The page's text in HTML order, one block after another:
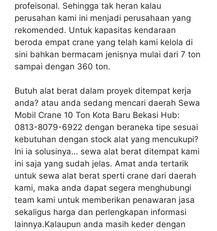
profeisonal. Sehingga tak heran kalau
perusahan kami ini menjadi perusahaan yang
rekomended. Untuk kapasitas kendaraan
beroda empat crane yang telah kami kelola di
sini bahkan bermacam jenisnya mulai dari 7 ton
sampai dengan 360 ton.
Butuh alat berat dalam proyek ditempat kerja
anda? atau anda sedang mencari daerah Sewa
Mobil Crane 10 Ton Kota Baru Bekasi Hub:
0813-8079-6922 dengan beraneka tipe sesuai
kebutuhan dengan stock alat yang mencukupi?
Ini ia solusinya… sewa alat berat ditempat kami
ini saja yang sudah jelas. Amat anda tertarik
untuk sewa alat berat sperti crane dari daerah
kami, maka anda dapat segera menghubungi
team kami untuk memberikan penawaran jasa
sekaligus harga dan perlengkapan informasi
lainnya.Kalaupun anda masih keder dengan